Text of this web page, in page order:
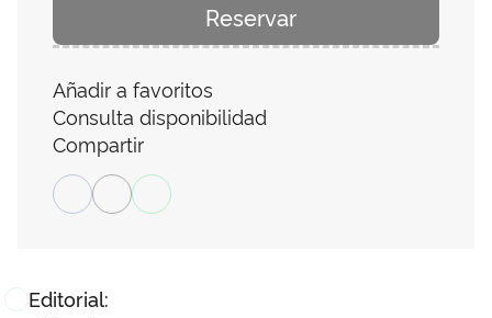
Editorial:
Reservar
Añadir a favoritos
Consulta disponibilidad
Compartir